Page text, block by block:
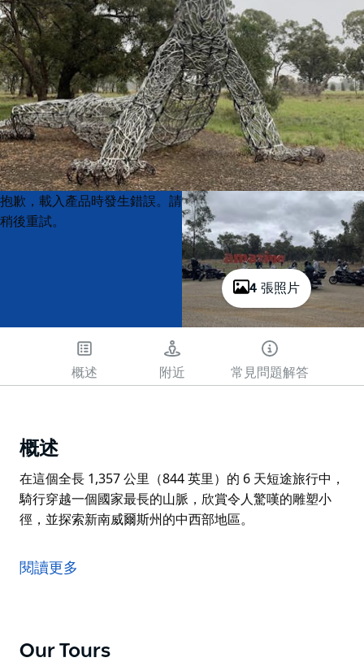
4 張照片
Product
List
Product
List
抱歉，載入產品時發生錯誤。請
稍後重試。
概述 附近 常見問題解答
概述
在這個全長 1,357 公里（844 英里）的 6 天短途旅行中，
騎行穿越一個國家最長的山脈，欣賞令人驚嘆的雕塑小
徑，並探索新南威爾斯州的中西部地區。
騎行穿越一個國家最長的山脈，欣賞令人驚嘆的雕塑小
徑，並探索新南威爾斯州的中西部地區。
閱讀更多
Our Tours